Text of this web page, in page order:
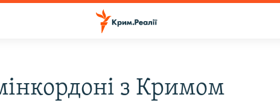
з Кримом